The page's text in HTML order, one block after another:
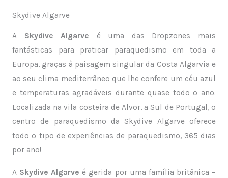
Skydive Algarve
A Skydive Algarve é uma das Dropzones mais
fantásticas para praticar paraquedismo em toda a
Europa, graças à paisagem singular da Costa Algarvia e
ao seu clima mediterrâneo que lhe confere um céu azul
e temperaturas agradáveis durante quase todo o ano.
Localizada na vila costeira de Alvor, a Sul de Portugal, o
centro de paraquedismo da Skydive Algarve oferece
todo o tipo de experiências de paraquedismo, 365 dias
por ano!
A Skydive Algarve é gerida por uma família britânica –